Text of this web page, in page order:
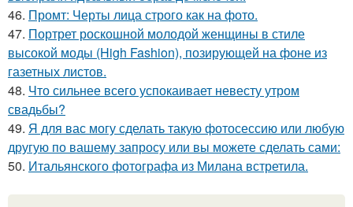
46. Промт: Черты лица строго как на фото.
47. Портрет роскошной молодой женщины в стиле
высокой моды (High Fashion), позирующей на фоне из
газетных листов.
48. Что сильнее всего успокаивает невесту утром
свадьбы?
49. Я для вас могу сделать такую фотосессию или любую
другую по вашему запросу или вы можете сделать сами:
50. Итальянского фотографа из Милана встретила.